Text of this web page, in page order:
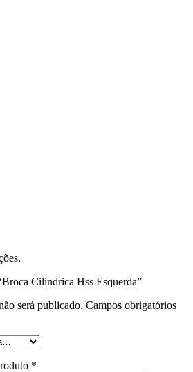
Cilindrica Hss Esquerda”
será publicado. Campos obrigatórios
*